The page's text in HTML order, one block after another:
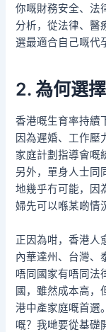
你嘅財務安全、法
分析，從法律、醫
選最適合自己嘅代
2. 為何選
香港嘅生育率持續
因為遲婚、工作壓
家庭計劃指導會嘅
另外，單身人士同
地幾乎冇可能，因
婦先可以喺某啲情
正因為咁，香港人
內華達州、台灣、
唔同國家有唔同法
國，雖然成本高，
港中產家庭嘅首選
嘅？我哋要從基礎